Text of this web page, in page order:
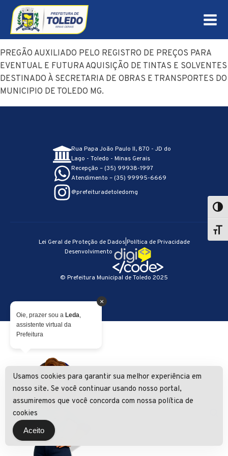
PREGÃO AUXILIADO PELO REGISTRO DE PREÇOS PARA
EVENTUAL E FUTURA AQUISIÇÃO DE TINTAS E SOLVENTES
DESTINADO À SECRETARIA DE OBRAS E TRANSPORTES DO
MUNICIPIO DE TOLEDO MG.
Rua Papa João Paulo II, 870 - JD do
Lago - Toledo - Minas Gerais
Recepção – (35) 99938-1997
Atendimento – (35) 99995-6669
@prefeituradetoledomg
© Prefeitura Municipal de Toledo 2025
Lei Geral de Proteção de Dados|Política de Privacidade
Desenvolvimento
×
Oie, prazer sou a Leda,
assistente virtual da
Prefeitura
Usamos cookies para garantir sua melhor experiência em
nosso site. Se você continuar usando nosso portal,
assumiremos que você concorda com nossa política de
cookies
Aceito